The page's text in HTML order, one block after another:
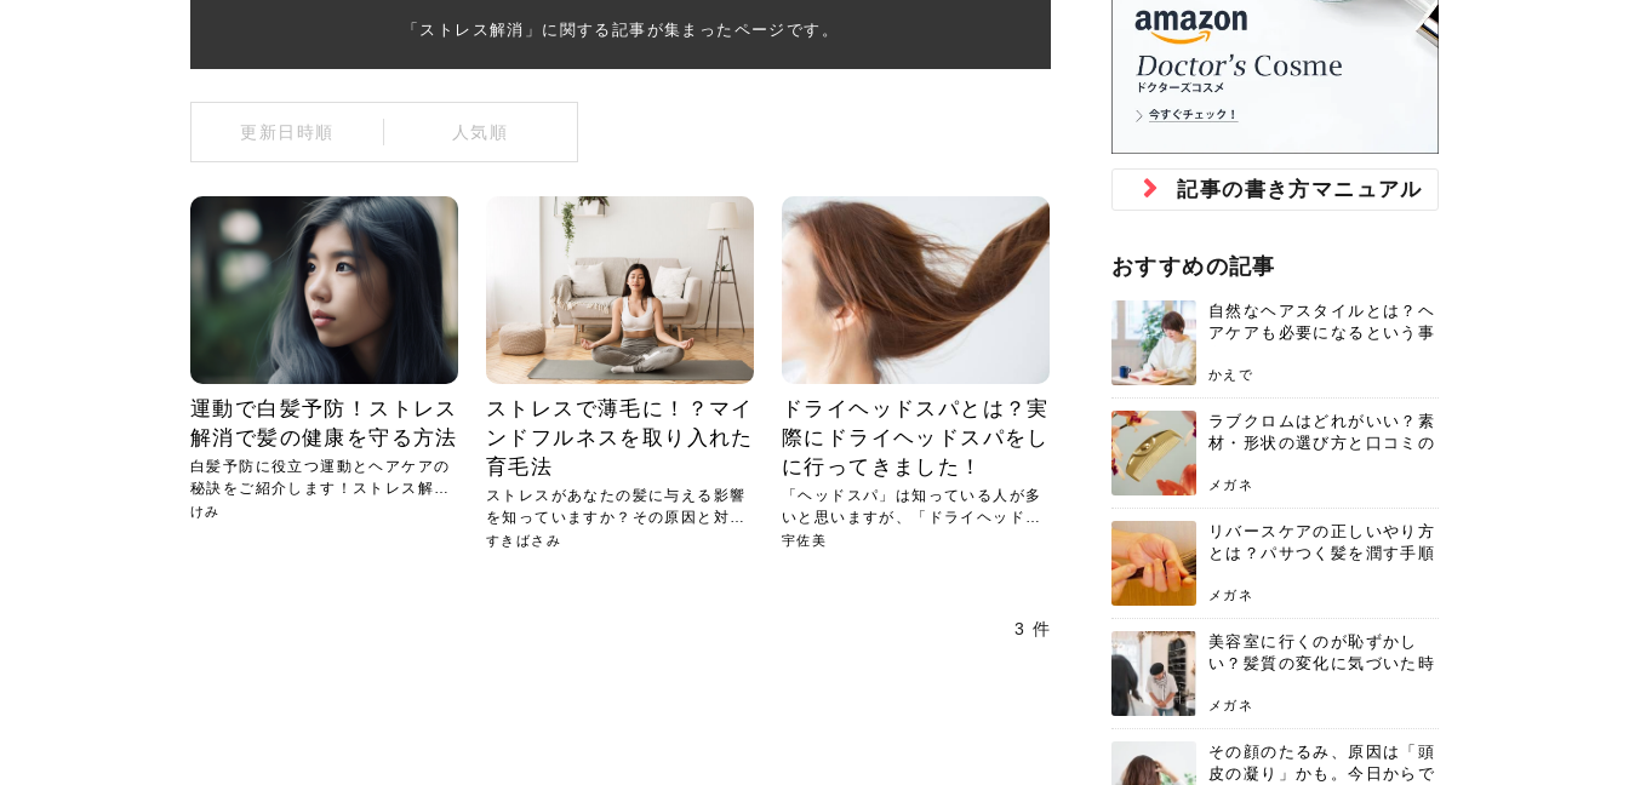
トリートメントの付け方で
仕上がりが変わる｜効かな
トリートメントの付け方で仕上がりは
大きく変わります。今回は、毛先中心
新生活シーズン、朝の身支度を少しで
も短くしたい人は多いはず。じつは寝
癖は、...
かえで
花粉で髪がパサパサするの
はなぜ？原因と落とし方・
防ぎ方を紹介
花粉の季節になると、髪がパサつく、
ありま...
さくら
もっと見る
髪のくすみが気になる人
へ！2026春トレンドの明る
2026春のトレンドカラーは明るめのく
すみカラーです。ただし、髪がすでに
職場で浮かない落ち着いたトーンにし
たいけれど、どこか垢抜けた印象にし
たいと...
さくら
肌に合う髪色、どう見つけ
る？「イエベ」「ブルベ」
診断と...
美容室で素敵なヘアカラーに染めても
「なん...
かえで
もっと見る
2026年のショートウルフ最
新トレンドとは？ナチュラ
2026年のショートウルフは、ナチュラ
ルでエアリーな仕上がりが今っぽい正
2026年はレイヤーカットを使った髪型
のトレンドと重なり、ルーズウェーブ
ヘ...
かえで
40代のパーマがダレる原因
とは？自宅でできる復活術
と長...
パーマをかけたばかりなのに、もうカ
はいな...
メガネ
もっと見る
美容室に行くのが恥ずかし
い？髪質の変化に気づいた
しばらく美容室に行けていないし、そ
ろそろ髪型を変えて気分転換したいと
美容室を倒産する数が増えているとい
うニュースがありました。もともと美
容室の...
かえで
前髪を薄くするための美容
院の頼み方とは？失敗しな
いため...
前髪は薄くしたほうが今風でおしゃれ
たいと...
かえで
もっと見る
ヘッドスパの落とし穴！知
らないと損する真実
血行を促進し、リラックス効果や美髪
毎日のちょっとした習慣で小顔は作れ
る！頭のこりをほぐしてフェイスライ
ンのリ...
chicca
ヘッドスパで頭皮をケアし
よう！ヘッドスパの効果と
おすすめの人
普段目に見えない頭皮ですが、何のケ
積して...
yukarin
もっと見る
髪を育てるには？毎日の洗
い方と生活習慣を見直す基
髪をきれいに育てるには高価なアイテ
ムを増やす前に、洗い方や乾かし方、
目元の印象を左右するのは目そのもの
ではなく、頭皮の状態かもしれませ
ん。以下...
メガネ
ストレスで髪の毛はどう変
わる？抜け毛・パサつきの
原因と...
最近、髪のツヤがなくなったという方
は、スト...
さくら
もっと見る
発酵エキスシャンプーって
何がいいの？無印良品など
スキンケアで人気の発酵成分が、シャ
ンプーにも広がっています。無印良品
ヘアアイロンを使うのが苦手、火傷が
怖いと感じている方はいないでしょう
か？そ...
さくら
40代の髪を悩みに最適！韓
国発「ダリーフ」でヘアセ
ット...
韓国コスメを使うのは若い子だけだと
グラム...
さくら
もっと見る
ミニマリストのメイク術｜
少ないアイテムで「自分ら
「たくさんのコスメを持っているの
に、実際に使っているのはいつも同じ
メイクをしている時間も、スキンケア
の時間に変えるという発想から生まれ
たのが...
あかり
「おしゃれ」と「身だしな
み」は違う。相手に信頼感
を与え...
新しい環境に臨むとき、多くの人が意
メイク...
さな
もっと見る
針で小顔を目指す！美容鍼
の効果と後悔しない選び方
フェイスラインをすっきりさせたいと
いうお悩みを抱えている方はいないで
サロンのメニューを見ていると、「リ
ンパマッサージ」の他に「経絡マッサ
ージ」...
あかり
エステの勧誘が怖い人へ。
断ることは悪くない。自分
を守る...
「初回限定〇〇円！」そんなお得な体
に弱い...
さな
もっと見る
化粧ノリが変わる「顔脱
毛」。4つのメリットと、始
顔の産毛をカミソリで剃って、毛抜き
で抜くなど、日々の自己処理を手間に
「ムダ毛が気になる」とお子さんが悩
んでいる姿を見て、エステ脱毛を検討
し始め...
あおい
「今さら」なんて言わせな
い。40代のVIO・顔脱毛、
賢...
40代になって、ふと自分のムダ毛のこ
毛を...
さな
もっと見る
2026年運気アップネイルガ
イドを公開！幸運を呼ぶ色
最近、なんとなく運気が停滞している
気がすると悩んでいないでしょうか？
SNSや雑誌で見かけた素敵なネイルデ
ザインを、いざ自分の爪に試してみた
ら、...
さな
オフィスネイルでも「キラ
キラ」はOK？派手に見えな
い上...
仕事中も、ふとした瞬間に自分の指先
く「キ...
あおい
もっと見る
と種類の見分け方＆自宅で
できる...
ふと鏡を見て、急に小じわが増えたと
落ち込んでいないでしょうか？じつは
あおい
良い？その違いは？PDRN
や...
ルルルン ハイドラシリーズを使いたい
けれど、種類が多くてどれを選べばい
いか...
ジュベルック スキンの効果
とは？毛穴・ニキビ跡への
ニキビ跡の凸凹をどうにかしたいと、
肌の質感でお悩みではないでしょう
か？肌に...
もっと見る
果。オールハンドエステの
魅力と、...
痩身エステと一言で言っても、最新の
機器を使ったものから、昔ながらの手
あかり
しませんか？失敗する人の
共通点...
医師の管理のもと、科学的根拠に基づ
いて行う「医療ダイエット」は、自己
流のダ...
本気の痩身と体質改善に。
アーユルヴェーダに基づく
自己流のダイエットではなかなか落ち
ない、頑固な脂肪やセルライトを、本
気で体...
もっと見る
「ストレス解消」に関する記事が集まったページです。
更新日時順 人気順
運動で白髪予防！ストレス
解消で髪の健康を守る方法
白髪予防に役立つ運動とヘアケアの
秘訣をご紹介します！ストレス解消
で白...
けみ
ストレスで薄毛に！？マイ
ンドフルネスを取り入れた
育毛法
ストレスがあなたの髪に与える影響
を知っていますか？その原因と対策
を解...
すきばさみ
ドライヘッドスパとは？実
際にドライヘッドスパをし
に行ってきました！
「ヘッドスパ」は知っている人が多
いと思いますが、「ドライヘッドス
パ」...
宇佐美
3 件
記事の書き方マニュアル
おすすめの記事
自然なヘアスタイルとは？ヘ
アケアも必要になるという事
かえで
ラブクロムはどれがいい？素
材・形状の選び方と口コミの
メガネ
リバースケアの正しいやり方
とは？パサつく髪を潤す手順
メガネ
美容室に行くのが恥ずかし
い？髪質の変化に気づいた時
メガネ
その顔のたるみ、原因は「頭
皮の凝り」かも。今日からで